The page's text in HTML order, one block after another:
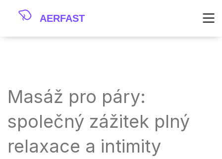
Masáž pro páry:
společný zážitek plný
relaxace a intimity